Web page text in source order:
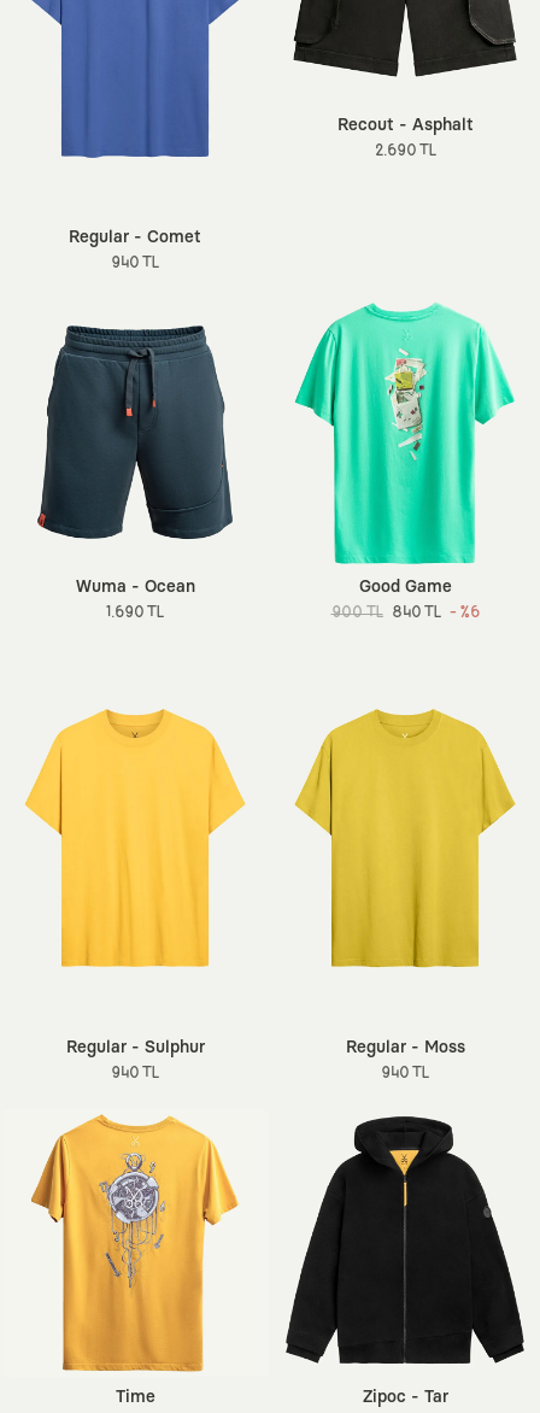
Regular - Comet
940 TL
Recout - Asphalt
2.690 TL
Wuma - Ocean
1.690 TL
Good Game
900 TL 840 TL - %6
Regular - Sulphur
940 TL
Regular - Moss
940 TL
Time Zipoc - Tar